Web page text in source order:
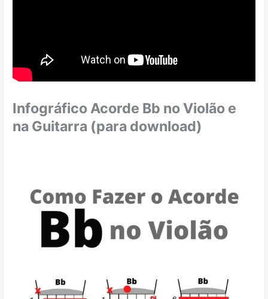
Infográfico Acorde Bb no Violão e
na Guitarra (para download)